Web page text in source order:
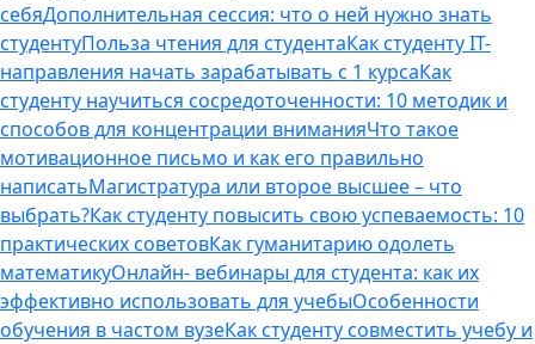
себяДополнительная сессия: что о ней нужно знать
студентуПольза чтения для студентаКак студенту IT-
направления начать зарабатывать с 1 курсаКак
студенту научиться сосредоточенности: 10 методик и
способов для концентрации вниманияЧто такое
мотивационное письмо и как его правильно
написатьМагистратура или второе высшее – что
выбрать?Как студенту повысить свою успеваемость: 10
практических советовКак гуманитарию одолеть
математикуОнлайн- вебинары для студента: как их
эффективно использовать для учебыОсобенности
обучения в частом вузеКак студенту совместить учебу и